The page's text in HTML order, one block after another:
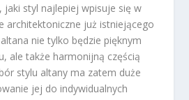
jaki styl najlepiej wpisuje się w
architektoniczne już istniejącego
nie tylko będzie pięknym
ale także harmonijną częścią
stylu altany ma zatem duże
jej do indywidualnych